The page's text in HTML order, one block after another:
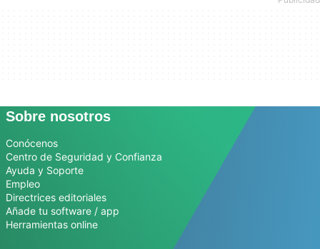
Sobre nosotros
Conócenos
Centro de Seguridad y Confianza
Ayuda y Soporte
Empleo
Directrices editoriales
Añade tu software / app
Herramientas online